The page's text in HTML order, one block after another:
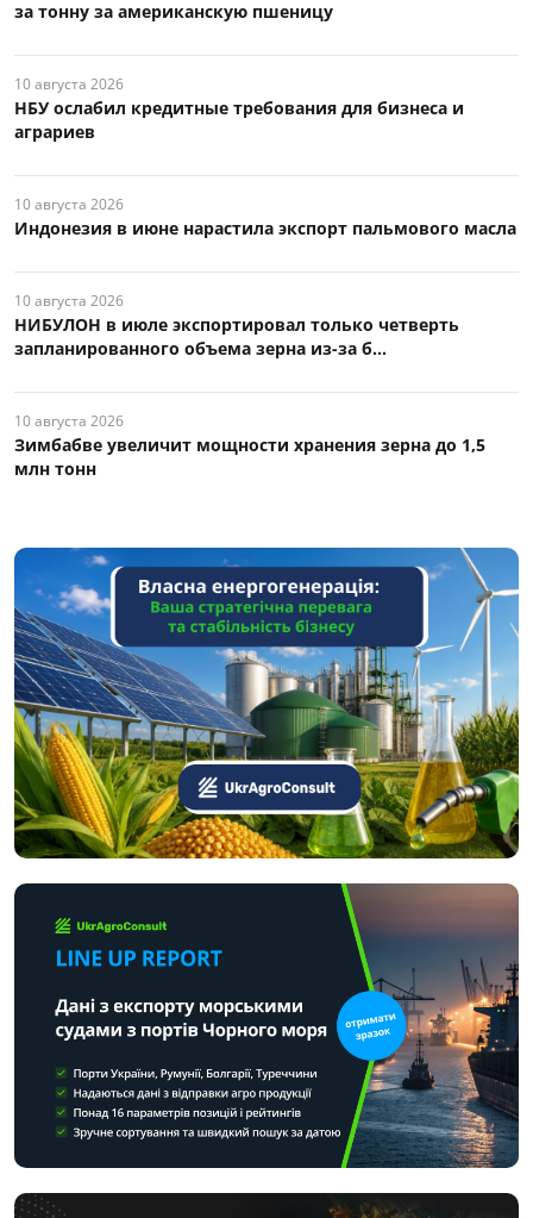
за тонну за американскую пшеницу
10 августа 2026
НБУ ослабил кредитные требования для бизнеса и
аграриев
10 августа 2026
Индонезия в июне нарастила экспорт пальмового масла
10 августа 2026
НИБУЛОН в июле экспортировал только четверть
запланированного объема зерна из-за б...
10 августа 2026
Зимбабве увеличит мощности хранения зерна до 1,5
млн тонн